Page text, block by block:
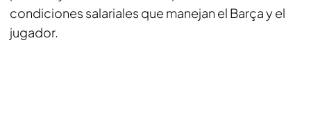
condiciones salariales que manejan el Barça y el
jugador.